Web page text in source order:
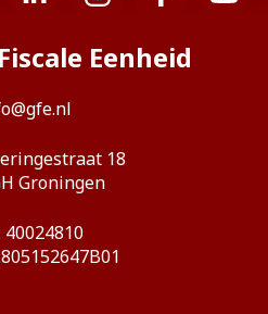
Eenheid
18
Groningen
40024810